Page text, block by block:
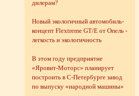
дилерам?
Новый экологичный автомобиль-
концепт Flextreme GT/E от Опель -
легкость и экологичность
В этом году предприятие
«Яровит-Моторс» планирует
построить в С-Петербурге завод
по выпуску «народной машины»